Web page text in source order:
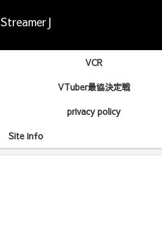
StreamerJ
VCR
VTuber最協決定戦
privacy policy
Site info